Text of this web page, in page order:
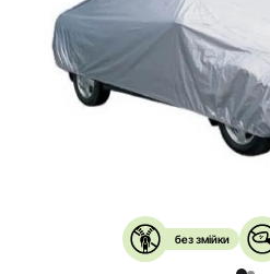
без змійки